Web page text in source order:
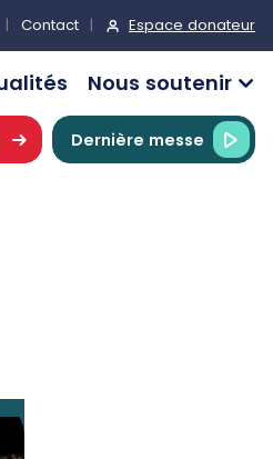
Contact Espace donateur
Nous soutenir
Dernière messe